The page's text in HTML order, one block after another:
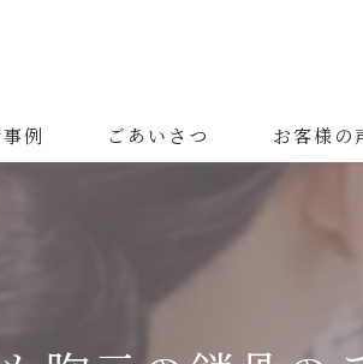
例 ごあいさつ お客様の